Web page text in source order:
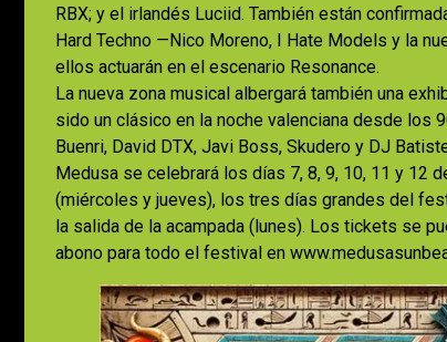
RBX; y el irlandés Luciid. También están
Hard Techno —Nico Moreno, I Hate Models y la
ellos actuarán en el escenario Resonance.
La nueva zona musical albergará también una
sido un clásico en la noche valenciana desde los
Buenri, David DTX, Javi Boss, Skudero y DJ
Medusa se celebrará los días 7, 8, 9, 10, 11 y 12
(miércoles y jueves), los tres días grandes del
la salida de la acampada (lunes). Los tickets se
abono para todo el festival en